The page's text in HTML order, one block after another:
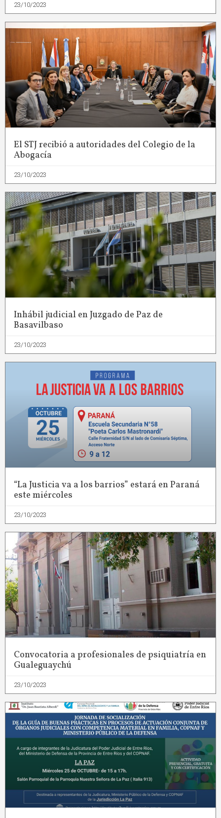
23/10/2023
El STJ recibió a autoridades del Colegio de la
Abogacía
23/10/2023
Inhábil judicial en Juzgado de Paz de
Basavilbaso
23/10/2023
“La Justicia va a los barrios” estará en Paraná
este miércoles
23/10/2023
Convocatoria a profesionales de psiquiatría en
Gualeguaychú
23/10/2023